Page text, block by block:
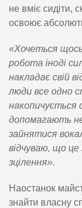
не вміє сидіти,
освоює
«Хочеться
робота іноді
накладає свій
люди все одно
накопичується
допомагають
зайнятися
відчуваю, що
зцілення».
Наостанок
знайти власну